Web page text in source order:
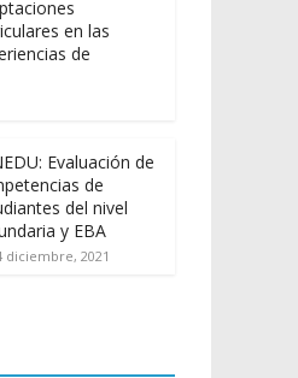
en las
de
Evaluación de
de
del nivel
y EBA
diciembre, 2021